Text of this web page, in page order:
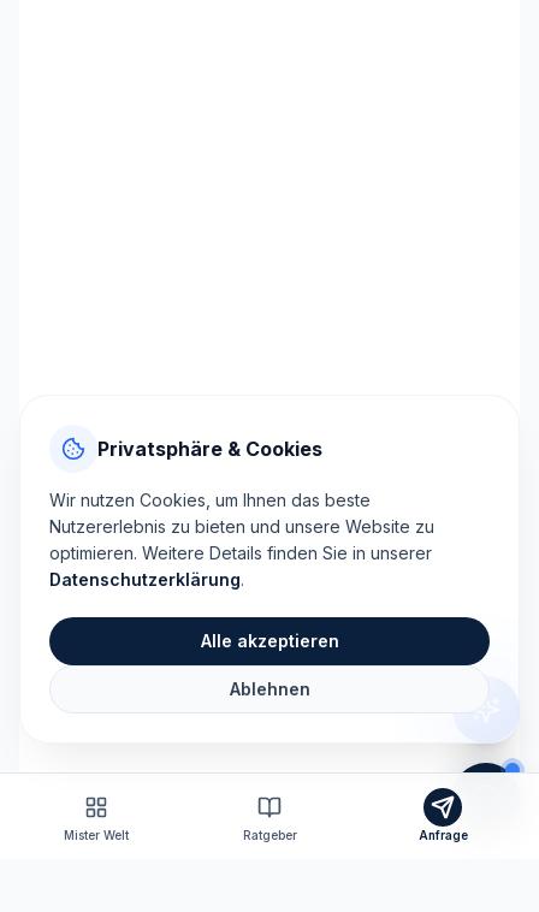
Privatsphäre & Cookies
Wir nutzen Cookies, um Ihnen das beste
Nutzererlebnis zu bieten und unsere Website zu
optimieren. Weitere Details finden Sie in unserer
Datenschutzerklärung.
Alle akzeptieren
Ablehnen
Mister Welt Ratgeber Anfrage